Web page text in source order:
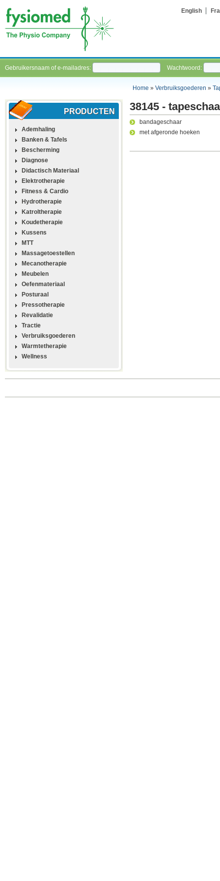
English
Gebruikersnaam of e-mailadres: Wachtwoord:
Home » Verbruiksgoederen »
PRODUCTEN
Ademhaling
Banken & Tafels
Bescherming
Diagnose
Didactisch Materiaal
Elektrotherapie
Fitness & Cardio
Hydrotherapie
Katroltherapie
Koudetherapie
Kussens
MTT
Massagetoestellen
Mecanotherapie
Meubelen
Oefenmateriaal
Posturaal
Pressotherapie
Revalidatie
Tractie
Verbruiksgoederen
Warmtetherapie
Wellness
38145 -
bandageschaar
met afgeronde hoeken